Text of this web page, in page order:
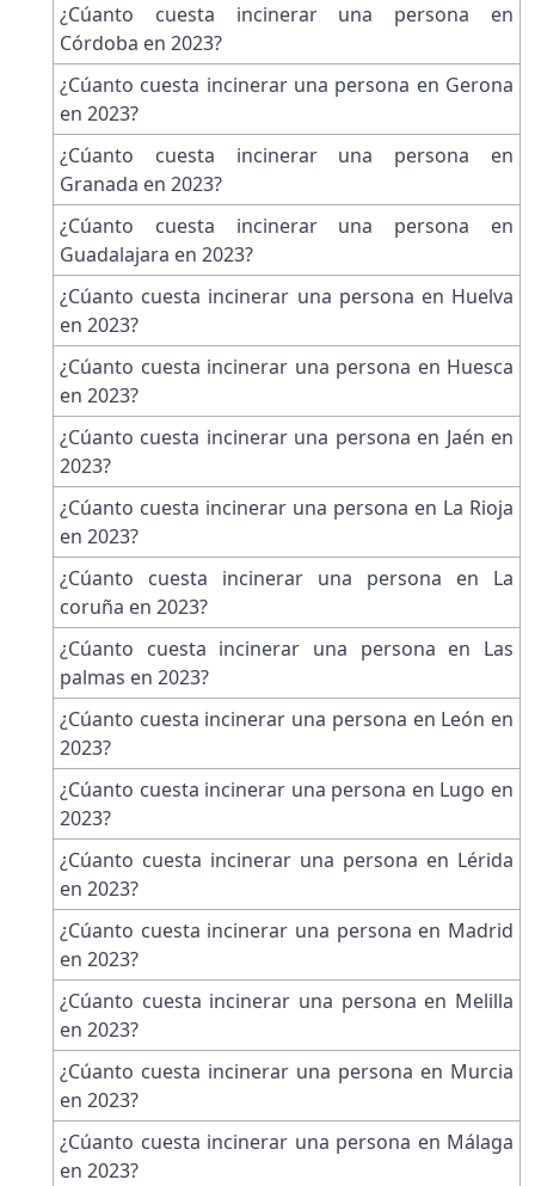
¿Cúanto cuesta incinerar una persona en
Córdoba en 2023?
¿Cúanto cuesta incinerar una persona en Gerona
en 2023?
¿Cúanto cuesta incinerar una persona en
Granada en 2023?
¿Cúanto cuesta incinerar una persona en
Guadalajara en 2023?
¿Cúanto cuesta incinerar una persona en Huelva
en 2023?
¿Cúanto cuesta incinerar una persona en Huesca
en 2023?
¿Cúanto cuesta incinerar una persona en Jaén en
2023?
¿Cúanto cuesta incinerar una persona en La Rioja
en 2023?
¿Cúanto cuesta incinerar una persona en La
coruña en 2023?
¿Cúanto cuesta incinerar una persona en Las
palmas en 2023?
¿Cúanto cuesta incinerar una persona en León en
2023?
¿Cúanto cuesta incinerar una persona en Lugo en
2023?
¿Cúanto cuesta incinerar una persona en Lérida
en 2023?
¿Cúanto cuesta incinerar una persona en Madrid
en 2023?
¿Cúanto cuesta incinerar una persona en Melilla
en 2023?
¿Cúanto cuesta incinerar una persona en Murcia
en 2023?
¿Cúanto cuesta incinerar una persona en Málaga
en 2023?